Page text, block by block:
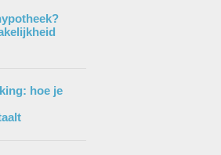
hoe je